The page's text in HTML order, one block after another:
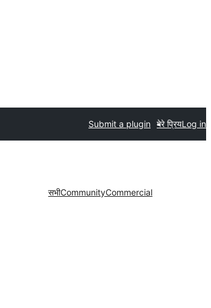
Submit a plugin मेरे प्रियLog in
सभीCommunityCommercial